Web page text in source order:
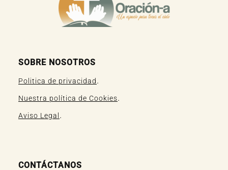
SOBRE NOSOTROS
Politica de privacidad.
Nuestra política de Cookies.
Aviso Legal .
CONTÁCTANOS